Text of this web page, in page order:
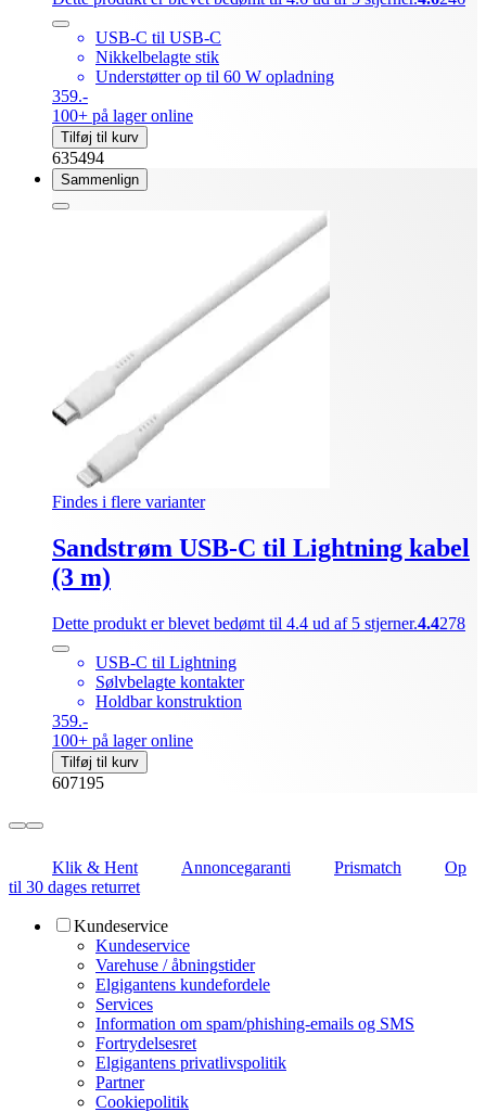
USB-C til USB-C
Nikkelbelagte stik
Understøtter op til 60 W opladning
359.-
100+ på lager online
Tilføj til kurv
635494
Sammenlign
Findes i flere varianter
Sandstrøm USB-C til Lightning kabel
(3 m)
Dette produkt er blevet bedømt til 4.4 ud af 5 stjerner.4.4278
USB-C til Lightning
Sølvbelagte kontakter
Holdbar konstruktion
359.-
100+ på lager online
Tilføj til kurv
607195
Klik & Hent Annoncegaranti Prismatch
Op
til 30 dages returret
Kundeservice
Kundeservice
Varehuse / åbningstider
Elgigantens kundefordele
Services
Information om spam/phishing-emails og SMS
Fortrydelsesret
Elgigantens privatlivspolitik
Partner
Cookiepolitik